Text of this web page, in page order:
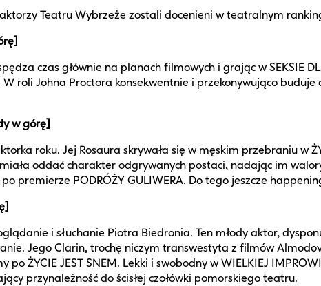
Teatru Wybrzeże zostali docenieni w teatralnym
czas głównie na planach filmowych i grając w SEKSIE
W roli Johna Proctora konsekwentnie i przekonywująco
w górę]
roku. Jej Rosaura skrywała się w męskim przebraniu w
oddać charakter odgrywanych postaci, nadając im
premierze PODRÓŻY GULIWERA. Do tego jeszcze
i słuchanie Piotra Biedronia. Ten młody aktor,
Jego Clarin, trochę niczym transwestyta z filmów
ŻYCIE JEST SNEM. Lekki i swobodny w WIELKIEJ
przynależność do ścisłej czołówki pomorskiego teatru.